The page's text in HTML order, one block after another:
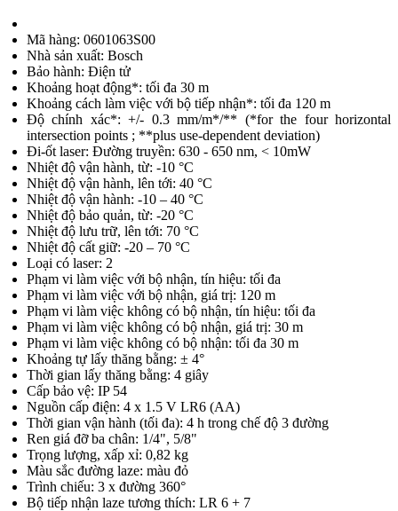
Mã hàng: 0601063S00
Nhà sản xuất: Bosch
Bảo hành: Điện tử
Khoảng hoạt động*: tối đa 30 m
Khoảng cách làm việc với bộ tiếp nhận*: tối đa 120 m
Độ chính xác*: +/- 0.3 mm/m*/** (*for the four horizontal
intersection points ; **plus use-dependent deviation)
Đi-ốt laser: Đường truyền: 630 - 650 nm, < 10mW
Nhiệt độ vận hành, từ: -10 °C
Nhiệt độ vận hành, lên tới: 40 °C
Nhiệt độ vận hành: -10 – 40 °C
Nhiệt độ bảo quản, từ: -20 °C
Nhiệt độ lưu trữ, lên tới: 70 °C
Nhiệt độ cất giữ: -20 – 70 °C
Loại có laser: 2
Phạm vi làm việc với bộ nhận, tín hiệu: tối đa
Phạm vi làm việc với bộ nhận, giá trị: 120 m
Phạm vi làm việc không có bộ nhận, tín hiệu: tối đa
Phạm vi làm việc không có bộ nhận, giá trị: 30 m
Phạm vi làm việc không có bộ nhận: tối đa 30 m
Khoảng tự lấy thăng bằng: ± 4°
Thời gian lấy thăng bằng: 4 giây
Cấp bảo vệ: IP 54
Nguồn cấp điện: 4 x 1.5 V LR6 (AA)
Thời gian vận hành (tối đa): 4 h trong chế độ 3 đường
Ren giá đỡ ba chân: 1/4", 5/8"
Trọng lượng, xấp xỉ: 0,82 kg
Màu sắc đường laze: màu đỏ
Trình chiếu: 3 x đường 360°
Bộ tiếp nhận laze tương thích: LR 6 + 7